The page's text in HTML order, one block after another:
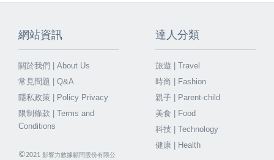
網站資訊
關於我們 | About Us
常見問題 | Q&A
隱私政策 | Policy Privacy
限制條款 | Terms and
Conditions
©2021 影響力數據顧問股份有限公
達人分類
旅遊 | Travel
時尚 | Fashion
親子 | Parent-child
美食 | Food
科技 | Technology
健康 | Health